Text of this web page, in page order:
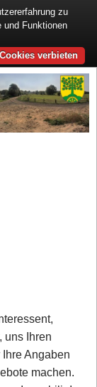
uns Ihren
Angaben
machen.
zu
und Funktionen
Cookies verbieten